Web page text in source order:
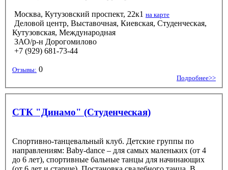
Москва, Кутузовский проспект, 22к1 на карте
Деловой центр, Выставочная, Киевская, Студенческая,
Кутузовская, Международная
ЗАО/р-н Дорогомилово
+7 (929) 681-73-44
Отзывы: 0
Подробнее>>
СТК "Динамо" (Студенческая)
Спортивно-танцевальный клуб. Детские группы по
направлениям: Baby-dance – для самых маленьких (от 4
до 6 лет), спортивные бальные танцы для начинающих